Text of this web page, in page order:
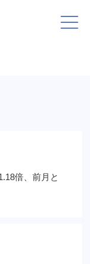
倍、前月と